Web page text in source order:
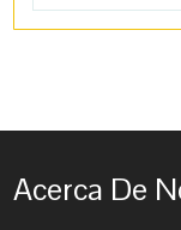
Acerca De